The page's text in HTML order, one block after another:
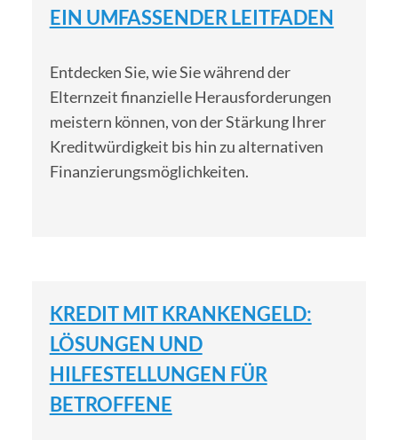
EIN UMFASSENDER LEITFADEN
Entdecken Sie, wie Sie während der
Elternzeit finanzielle Herausforderungen
meistern können, von der Stärkung Ihrer
Kreditwürdigkeit bis hin zu alternativen
Finanzierungsmöglichkeiten.
KREDIT MIT KRANKENGELD:
LÖSUNGEN UND
HILFESTELLUNGEN FÜR
BETROFFENE